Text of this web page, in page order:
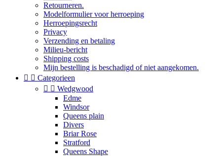
Retourneren.
Modelformulier voor herroeping
Herroepingsrecht
Privacy
Verzending en betaling
Milieu-bericht
Shipping costs
Mijn bestelling is beschadigd of niet aangekomen.
  Categorieen
  Wedgwood
Edme
Windsor
Queens plain
Divers
Briar Rose
Stratford
Queens Shape